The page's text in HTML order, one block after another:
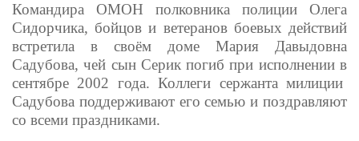
Командира ОМОН полковника полиции Олега
Сидорчика, бойцов и ветеранов боевых действий
встретила в своём доме Мария Давыдовна
Садубова, чей сын Серик погиб при исполнении в
сентябре 2002 года. Коллеги сержанта милиции
Садубова поддерживают его семью и поздравляют
со всеми праздниками.